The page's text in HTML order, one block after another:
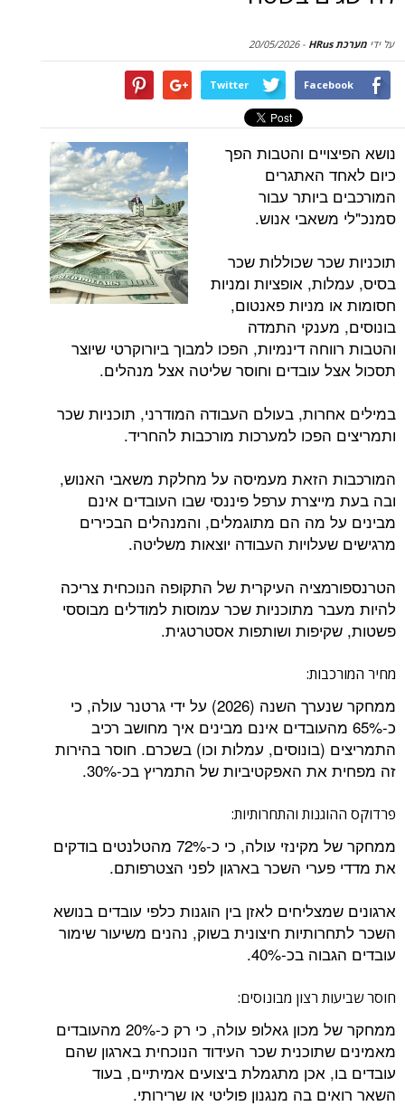
-
20/05/2026
Twitter
והטבות הפך
האתגרים
עבור
אנוש.
שכוללות שכר
אופציות ומניות
מניות פאנטום,
התמדה
דינמיות, הפכו למבוך ביורוקרטי שיוצר
עובדים וחוסר שליטה אצל מנהלים.
בעולם העבודה המודרני, תוכניות שכר
למערכות מורכבות להחריד.
הזאת מעמיסה על מחלקת משאבי האנוש,
ערפל פיננסי שבו העובדים אינם
מה הם מתוגמלים, והמנהלים הבכירים
העבודה יוצאות משליטה.
העיקרית של התקופה הנוכחית צריכה
מתוכניות שכר עמוסות למודלים מבוססי
ושותפות אסטרטגית.
ממחקר שנערך השנה (2026) על ידי גרטנר עולה, כי
מהעובדים אינם מבינים איך מחושב רכיב
עמלות וכו) בשכרם. חוסר בהירות
האפקטיביות של התמריץ בכ-30%.
והתחרותיות:
ממחקר של מקינזי עולה, כי כ-72% מהטלנטים בודקים
השכר בארגון לפני הצטרפותם.
לאזן בין הוגנות כלפי עובדים בנושא
חיצונית בשוק, נהנים משיעור שימור
בכ-40%.
רצון מבונוסים:
ממחקר של מכון גאלופ עולה, כי רק כ-20% מהעובדים
שכר העידוד הנוכחית בארגון שהם
אכן מתגמלת ביצועים אמיתיים, בעוד
בה מנגנון פוליטי או שרירותי.